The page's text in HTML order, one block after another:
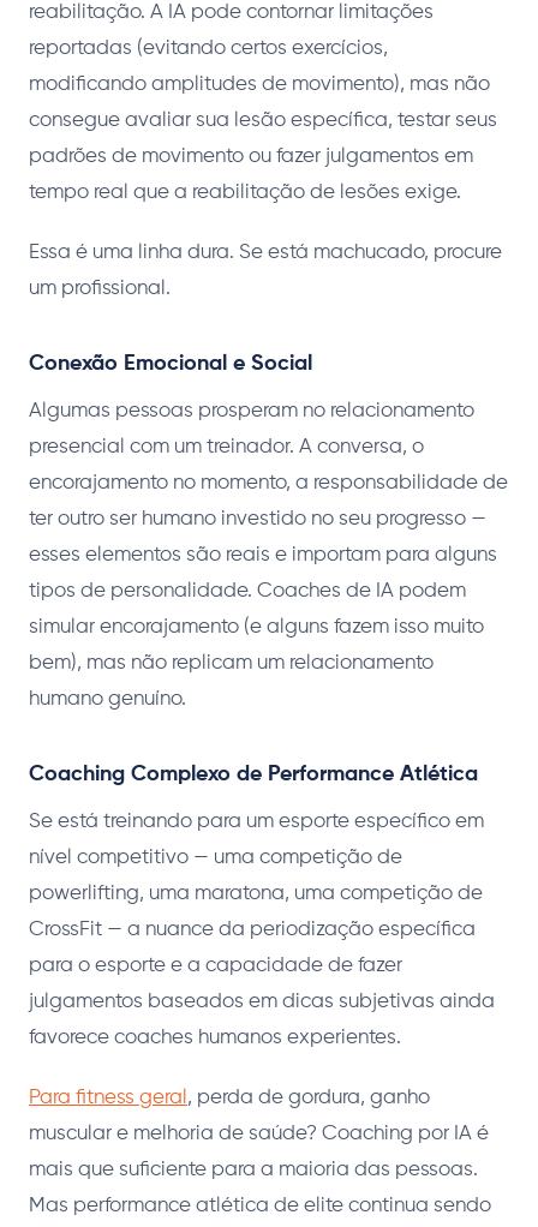
reabilitação. A IA pode contornar limitações
reportadas (evitando certos exercícios,
modificando amplitudes de movimento), mas não
consegue avaliar sua lesão específica, testar seus
padrões de movimento ou fazer julgamentos em
tempo real que a reabilitação de lesões exige.
Essa é uma linha dura. Se está machucado, procure
um profissional.
Conexão Emocional e Social
Algumas pessoas prosperam no relacionamento
presencial com um treinador. A conversa, o
encorajamento no momento, a responsabilidade de
ter outro ser humano investido no seu progresso —
esses elementos são reais e importam para alguns
tipos de personalidade. Coaches de IA podem
simular encorajamento (e alguns fazem isso muito
bem), mas não replicam um relacionamento
humano genuíno.
Coaching Complexo de Performance Atlética
Se está treinando para um esporte específico em
nível competitivo — uma competição de
powerlifting, uma maratona, uma competição de
CrossFit — a nuance da periodização específica
para o esporte e a capacidade de fazer
julgamentos baseados em dicas subjetivas ainda
favorece coaches humanos experientes.
Para fitness geral , perda de gordura, ganho
muscular e melhoria de saúde? Coaching por IA é
mais que suficiente para a maioria das pessoas.
Mas performance atlética de elite continua sendo